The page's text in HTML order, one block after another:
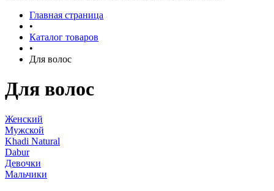
Главная страница
•
Каталог товаров
•
Для волос
Для волос
Женский
Мужской
Khadi Natural
Dabur
Девочки
Мальчики